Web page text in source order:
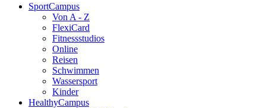
SportCampus
Von A - Z
FlexiCard
Fitnessstudios
Online
Reisen
Schwimmen
Wassersport
Kinder
HealthyCampus